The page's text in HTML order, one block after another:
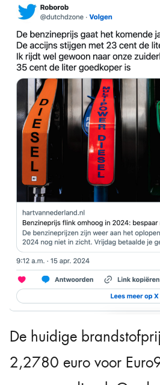
De huidige
2,2780 euro voor